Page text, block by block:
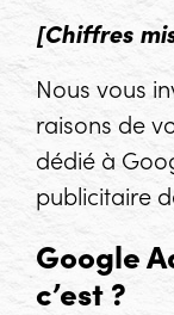
[Chiffres
Nous vous
raisons de
dédié à
publicitaire
Google
c’est ?